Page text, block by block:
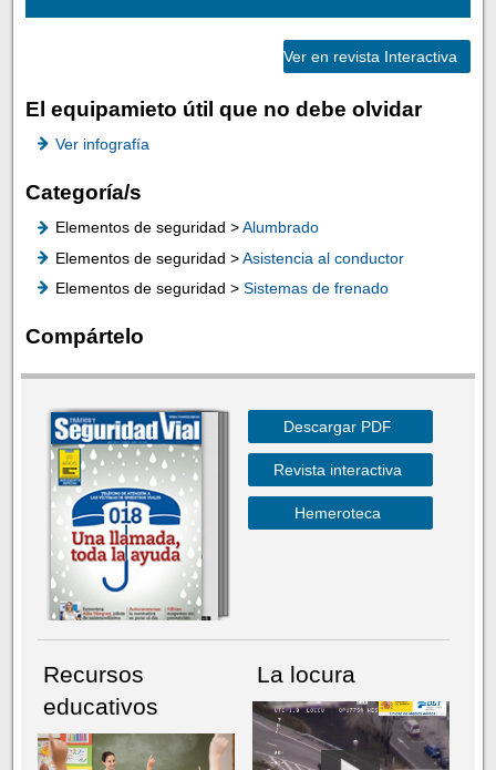
Ver en revista Interactiva
El equipamieto útil que no debe olvidar
Ver infografía
Categoría/s
Elementos de seguridad >Alumbrado
Elementos de seguridad >Asistencia al conductor
Elementos de seguridad > Sistemas de frenado
Compártelo
Descargar PDF
Revista interactiva
Hemeroteca
Recursos
educativos
La locura